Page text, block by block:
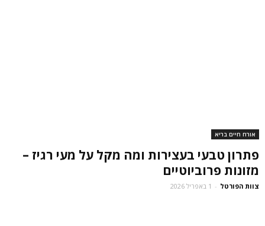
אורח חיים בריא
פתרון טבעי בעצירות ומה מקל על מעי רגיז –
מזונות פרוביוטיים
צוות הפורטל - 1 באפריל 2026